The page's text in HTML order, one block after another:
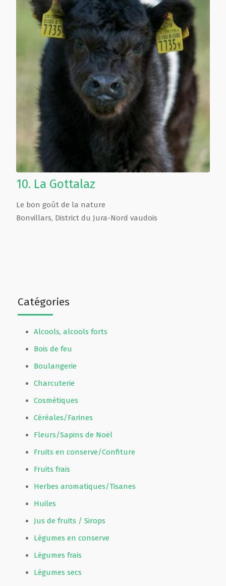
Catégories
Alcools, alcools forts
Bois de feu
Boulangerie
Charcuterie
Cosmétiques
Céréales/Farines
Fleurs/Sapins de Noël
Fruits en conserve/Confiture
Fruits frais
Herbes aromatiques/Tisanes
Huiles
Jus de fruits / Sirops
Légumes en conserve
Légumes frais
Légumes secs
10. La Gottalaz
Le bon goût de la nature
Bonvillars, District du Jura-Nord vaudois